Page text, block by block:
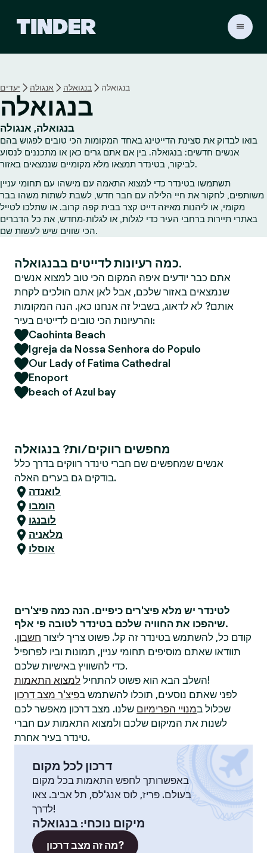
ת
י
נ
ד
יעדים אנגולה בנגואלה בנגואלה
בנגואלה
בנגואלה, אנגולה
בואו לבדוק את סצינת הדייטינג באחד המקומות הכי טובים לפגוש בהם
אנשים חדשים: בנגואלה. בין אם אתם גרים כאן או מתכננים לנסוע
לביקור, בטינדר תמצאו מלא מקומיים שנמצאים באזור.
תשתמשו בטינדר כדי למצוא התאמה עם מישהו עם תחומי עניין
משותפים, לחקור את חיי הלילה עם חבר חדש, לשבת לשתות משהו בבר
מקומי, או ליהנות מאיזה דייט קצר בבית קפה קרוב. או שתלכו לטייל
באתרי תיירות ברחבי העיר כדי לגלות, או לגלות‑מחדש, את כל הדברים
הכי שווים שיש לעשות שם.
כמה רעיונות לדייטים בבנגואלה.
אתם כבר יודעים איפה המקום הכי טוב למצוא אנשים
שנמצאים באזור שלכם, אבל לאן אתם הולכים לקחת
אותם? לא לדאוג, בשביל זה אנחנו כאן. הנה המקומות
והרעיונות הכי טובים לדייטים בעיר:
Caohinta Beach
Igreja da Nossa Senhora do Populo
Our Lady of Fatima Cathedral
Enoport
beach of Azul bay
מחפשים רווקים/ות? בנגואלה
אנשים שמחפשים שם חברי טינדר רווקים בדרך כלל
בודקים גם בערים האלה.
לואנדה
הומבו
לובנגו
מלאניה
אוסלו
לטינדר יש מלא פיצ'רים כיפיים. הנה כמה פיצ'רים
שיהפכו את החוויה שלכם בטינדר לטובה פי אלף.
קודם כל, להשתמש בטינדר זה קל. פשוט צריך ליצור חשבון.
תוודאו שאתם מוסיפים תחומי עניין, תמונות וביו לפרופיל
כדי להשוויץ באישיות שלכם.
השלב הבא הוא פשוט להתחיל למצוא התאמות
!
לפני שאתם נוסעים, תוכלו להשתמש בפיצ'ר מצב דרכון
שכלול במנויי הפרימיום שלנו. מצב דרכון מאפשר לכם
לשנות את המיקום שלכם ולמצוא התאמות עם חברי
טינדר בעיר אחרת.
דרכון לכל מקום
באפשרותך לחפש התאמות בכל מקום
בעולם. פריז, לוס אנג'לס, תל אביב. צאו
לדרך!
מיקום נוכחי: בנגואלה
מה זה מצב דרכון?